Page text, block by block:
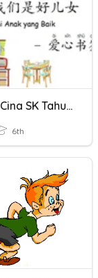
Bahasa Cina SK Tahun 6 Topik2A
6th